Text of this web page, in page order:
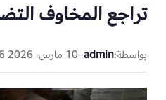
تراجع المخاوف
بواسطة:admin
–10 مارس، 2026 9:06 مساءً